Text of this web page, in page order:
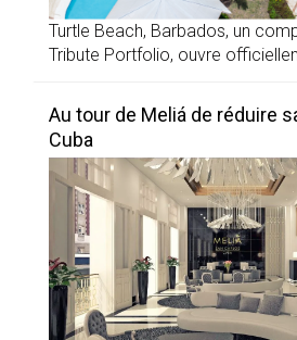
Turtle Beach, Barbados, un
Tribute Portfolio, ouvre
Au tour de Meliá de réduire
Cuba